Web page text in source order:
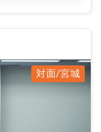
対面/宮城